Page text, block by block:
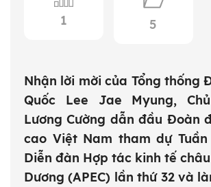
1 5
Nhận lời mời của Tổng thống
Quốc Lee Jae Myung,
Lương Cường dẫn đầu Đoàn
cao Việt Nam tham dự
Diễn đàn Hợp tác kinh tế
Dương (APEC) lần thứ 32 và